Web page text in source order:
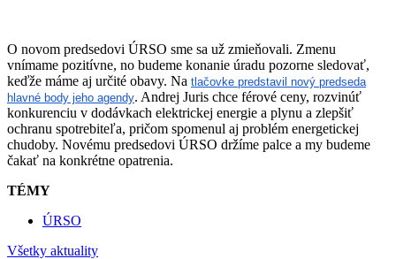
O novom predsedovi ÚRSO sme sa už zmieňovali. Zmenu
vnímame pozitívne, no budeme konanie úradu pozorne sledovať,
keďže máme aj určité obavy. Na tlačovke predstavil nový predseda
hlavné body jeho agendy. Andrej Juris chce férové ceny, rozvinúť
konkurenciu v dodávkach elektrickej energie a plynu a zlepšiť
ochranu spotrebiteľa, pričom spomenul aj problém energetickej
chudoby. Novému predsedovi ÚRSO držíme palce a my budeme
čakať na konkrétne opatrenia.
TÉMY
ÚRSO
Všetky aktuality